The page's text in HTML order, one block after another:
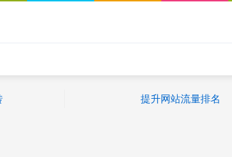
提升网站流量排名